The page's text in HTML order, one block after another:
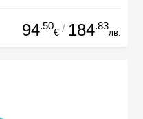
94.50
€ / 184.83
лв.